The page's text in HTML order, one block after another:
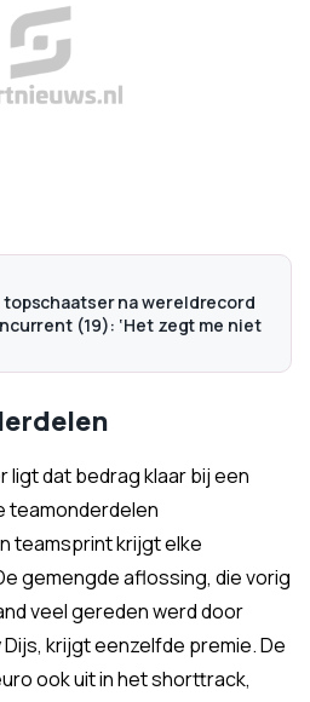
na wereldrecord
(19): ‘Het zegt me niet
ligt dat bedrag klaar bij een
teamonderdelen
teamsprint krijgt elke
gemengde aflossing, die vorig
veel gereden werd door
krijgt eenzelfde premie. De
ook uit in het shorttrack,